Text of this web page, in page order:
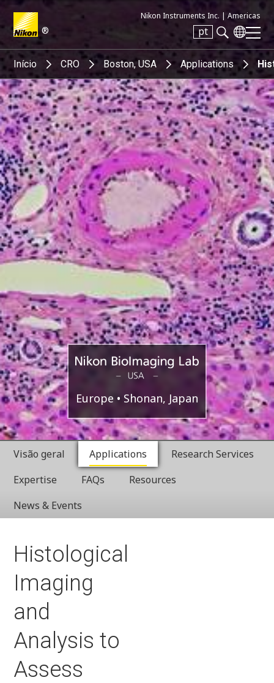
®
Nikon Instruments Inc. | Americas
pt
Search keyword(s)
Início CRO Boston, USA Applications
Nikon
BioImaging
Labratories
Boston,
USA
Europe Shonan, Japan
Visão geral Applications
Research Services
Expertise
FAQs
Resources
News & Events
Histological
Imaging
and
Analysis to
Assess